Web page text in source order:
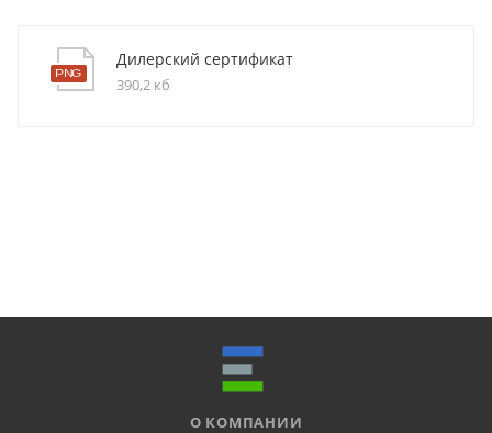
Дилерский сертификат
390,2 кб
О КОМПАНИИ